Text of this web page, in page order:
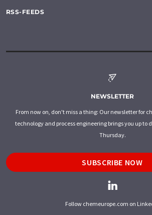
RSS-FEEDS
NEWSLETTER
From now on, don't miss a thing: Our newsletter for
technology and process engineering brings you up to
Thursday.
SUBSCRIBE NOW
Follow chemeurope.com on